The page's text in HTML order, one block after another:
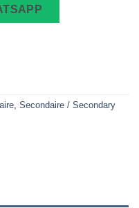
, Secondaire / Secondary